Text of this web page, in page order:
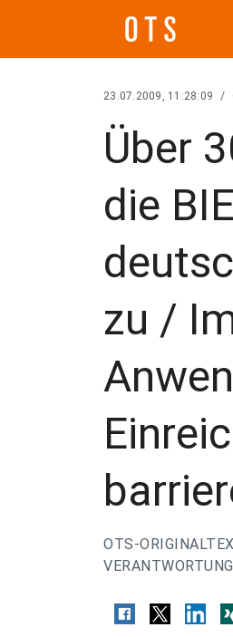
23.07.2009, 11:28:09 /
Über
die
zu /
OTS-